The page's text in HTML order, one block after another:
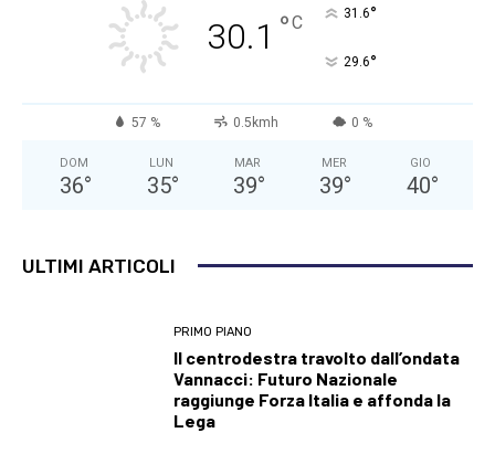
30.1 °C 31.6°
29.6°
57 % 0.5kmh 0 %
DOM
36°
LUN
35°
MAR
39°
MER
39°
GIO
40°
ULTIMI ARTICOLI
PRIMO PIANO
Il centrodestra travolto dall’ondata
Vannacci: Futuro Nazionale
raggiunge Forza Italia e affonda la
Lega